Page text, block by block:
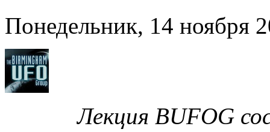
Понедельник, 14 ноября
Лекция BUFOG